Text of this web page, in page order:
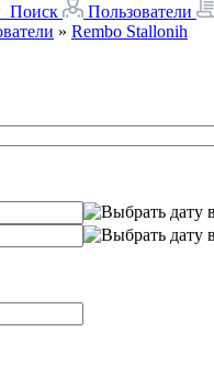
Поиск Пользователи
» Rembo Stallonih